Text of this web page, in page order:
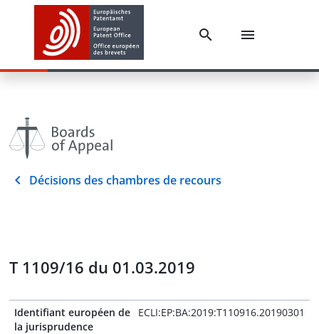
Décisions des chambres de recours
T 1109/16 du 01.03.2019
Identifiant européen de
la jurisprudence
ECLI:EP:BA:2019:T110916.20190301